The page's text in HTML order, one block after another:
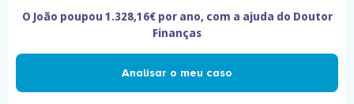
O João poupou 1.328,16€por ano, com a ajuda do Doutor
Finanças
Analisar o meu caso